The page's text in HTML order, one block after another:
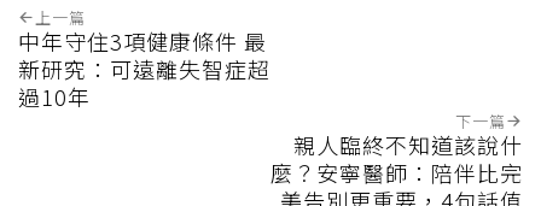
上一篇
中年守住3項健康條件 最
新研究：可遠離失智症超
過10年
下一篇
親人臨終不知道該說什
麼？安寧醫師：陪伴比完
美告別更重要，4句話值